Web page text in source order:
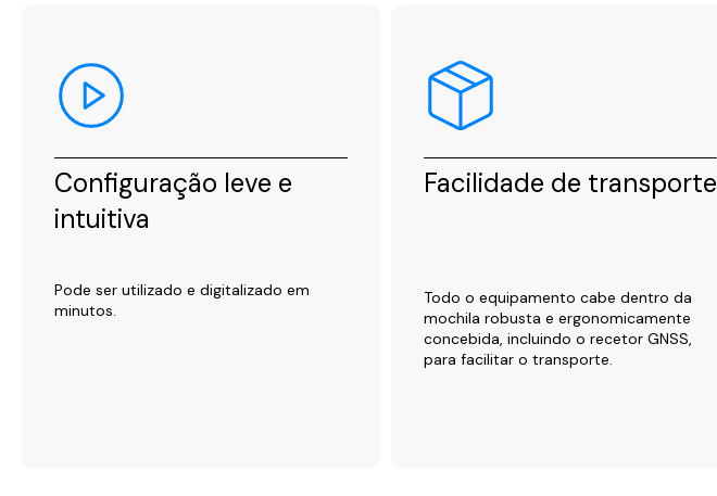
Configuração leve e
intuitiva
Pode ser utilizado e digitalizado em
minutos.
Facilidade de transporte
Todo o equipamento cabe dentro da
mochila robusta e ergonomicamente
concebida, incluindo o recetor GNSS,
para facilitar o transporte.